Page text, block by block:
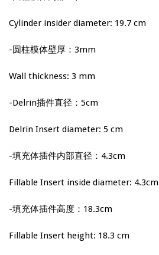
Cylinder insider diameter: 19.7 cm
-圆柱模体壁厚：3mm
Wall thickness: 3 mm
-Delrin插件直径：5cm
Delrin Insert diameter: 5 cm
-填充体插件内部直径：4.3cm
Fillable Insert inside diameter: 4.3cm
-填充体插件高度：18.3cm
Fillable Insert height: 18.3 cm